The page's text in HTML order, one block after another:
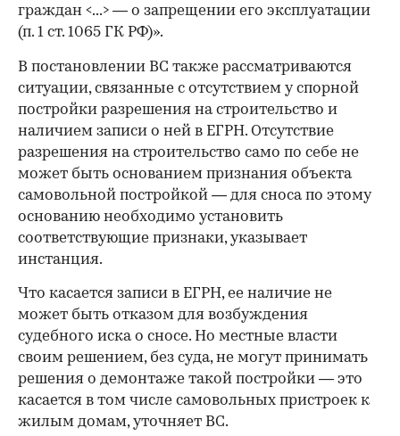
граждан <...> — о запрещении его эксплуатации
(п. 1 ст. 1065 ГК РФ)».
В постановлении ВС также рассматриваются
ситуации, связанные с отсутствием у спорной
постройки разрешения на строительство и
наличием записи о ней в ЕГРН. Отсутствие
разрешения на строительство само по себе не
может быть основанием признания объекта
самовольной постройкой — для сноса по этому
основанию необходимо установить
соответствующие признаки, указывает
инстанция.
Что касается записи в ЕГРН, ее наличие не
может быть отказом для возбуждения
судебного иска о сносе. Но местные власти
своим решением, без суда, не могут принимать
решения о демонтаже такой постройки — это
касается в том числе самовольных пристроек к
жилым домам, уточняет ВС.